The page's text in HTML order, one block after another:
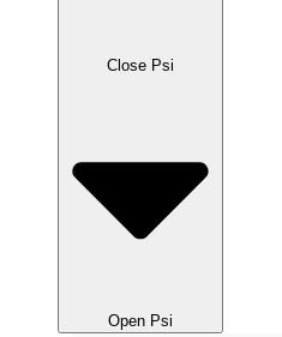
Close Psi
Open Psi